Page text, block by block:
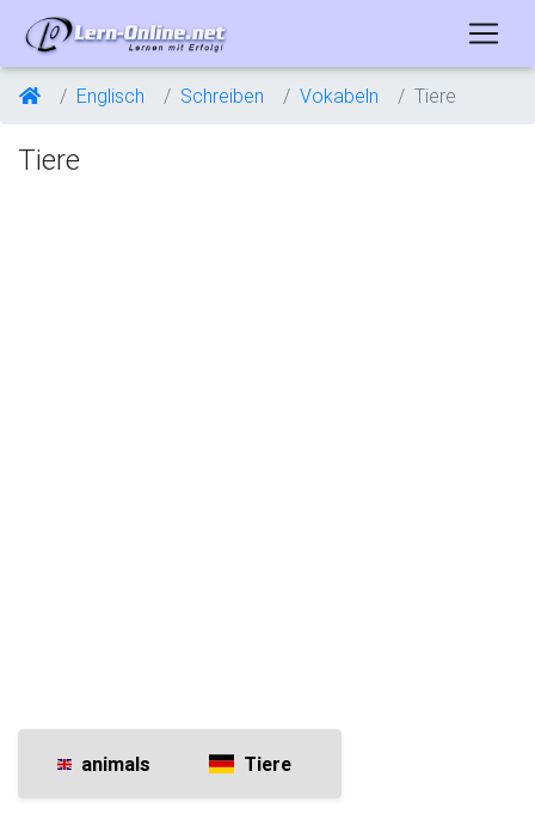
Englisch Schreiben Vokabeln Tiere
Tiere
animals Tiere